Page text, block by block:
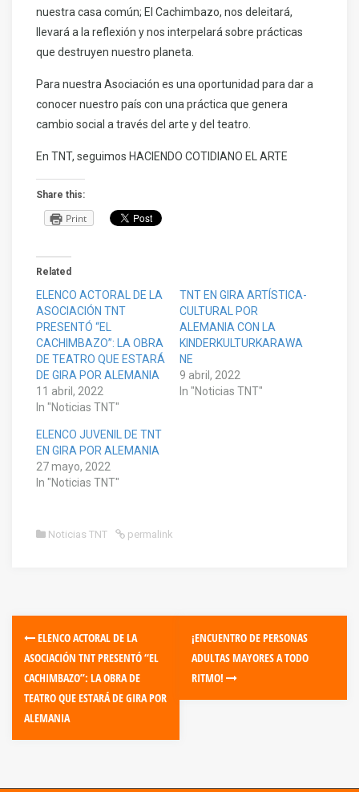
nuestra casa común; El Cachimbazo, nos deleitará,
llevará a la reflexión y nos interpelará sobre prácticas
que destruyen nuestro planeta.
Para nuestra Asociación es una oportunidad para dar a
conocer nuestro país con una práctica que genera
cambio social a través del arte y del teatro.
En TNT, seguimos HACIENDO COTIDIANO EL ARTE
Share this:
Print
Related
ELENCO ACTORAL DE LA
ASOCIACIÓN TNT
PRESENTÓ “EL
CACHIMBAZO”: LA OBRA
DE TEATRO QUE ESTARÁ
DE GIRA POR ALEMANIA
11 abril, 2022
In "Noticias TNT"
TNT EN GIRA ARTÍSTICA-
CULTURAL POR
ALEMANIA CON LA
KINDERKULTURKARAWA
NE
9 abril, 2022
In "Noticias TNT"
ELENCO JUVENIL DE TNT
EN GIRA POR ALEMANIA
27 mayo, 2022
In "Noticias TNT"
Noticias TNT permalink
ELENCO ACTORAL DE LA
ASOCIACIÓN TNT PRESENTÓ “EL
CACHIMBAZO”: LA OBRA DE
TEATRO QUE ESTARÁ DE GIRA POR
ALEMANIA
¡ENCUENTRO DE PERSONAS
ADULTAS MAYORES A TODO
RITMO!